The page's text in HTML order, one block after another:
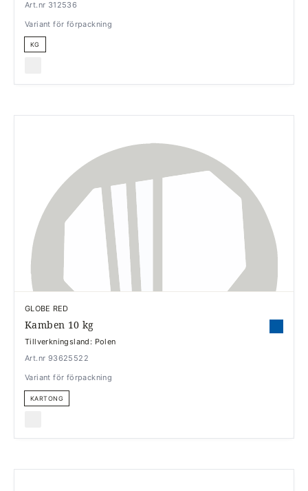
Art.nr 312536
Variant för förpackning
KG
GLOBE RED
Kamben 10 kg
Tillverkningsland: Polen
Art.nr 93625522
Variant för förpackning
KARTONG